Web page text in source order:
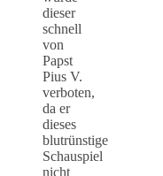
dieser
schnell
von
Papst
Pius V.
verboten,
da er
dieses
blutrünstige
Schauspiel
nicht